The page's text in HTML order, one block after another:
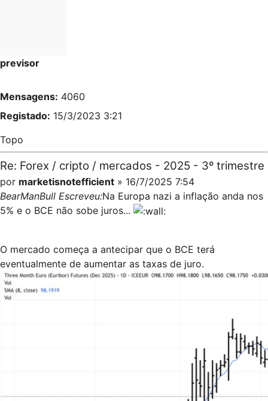
previsor
Mensagens: 4060
Registado: 15/3/2023 3:21
Topo
Re: Forex / cripto / mercados - 2025 - 3º trimestre
por marketisnotefficient » 16/7/2025 7:54
BearManBull Escreveu:Na Europa nazi a inflação anda nos
5% e o BCE não sobe juros...
O mercado começa a antecipar que o BCE terá
eventualmente de aumentar as taxas de juro.